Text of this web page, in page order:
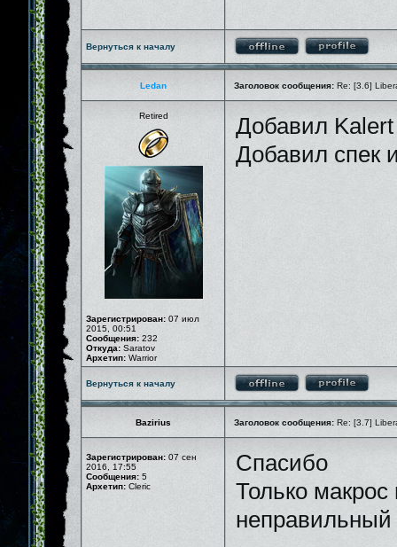
Вернуться к началу
Ledan Заголовок сообщения: Re: [3.6]
Retired
Зарегистрирован: 07 июл
2015, 00:51
Сообщения: 232
Откуда: Saratov
Архетип: Warrior
Добавил Kalert
Добавил спек
Вернуться к началу
Bazirius Заголовок сообщения: Re: [3.7]
Зарегистрирован: 07 сен
2016, 17:55
Сообщения: 5
Архетип: Cleric
Спасибо
Только
неправильный